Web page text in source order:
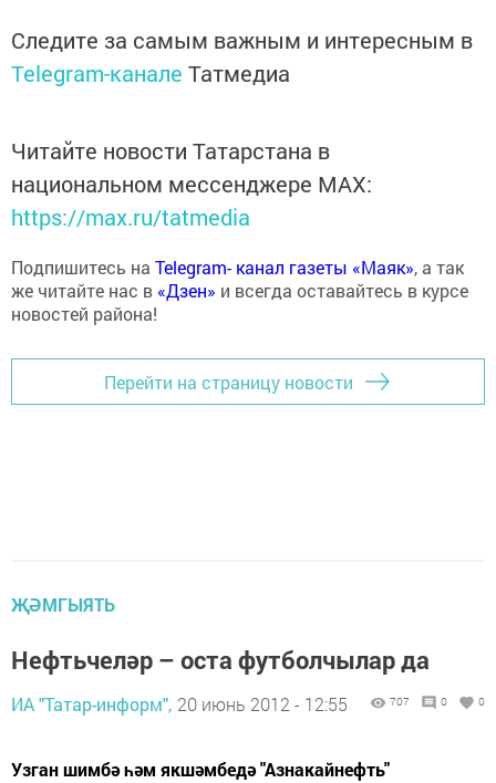
Следите за самым важным и интересным в
Telegram-канале Татмедиа
Читайте новости Татарстана в
национальном мессенджере MАХ:
https://max.ru/tatmedia
Подпишитесь на Telegram- канал газеты «Маяк», а так
же читайте нас в «Дзен» и всегда оставайтесь в курсе
новостей района!
Перейти на страницу новости
ҖӘМГЫЯТЬ
Нефтьчеләр – оста футболчылар да
ИА "Татар-информ", 20 июнь 2012 - 12:55 707 0 0
Узган шимбә һәм якшәмбедә "Азнакайнефть"